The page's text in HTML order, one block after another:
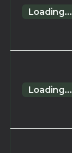
Loading...
Loading...